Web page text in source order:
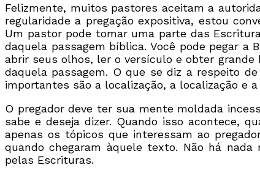
Felizmente, muitos pastores aceitam a
regularidade a pregação expositiva, estou
Um pastor pode tomar uma parte das
daquela passagem bíblica. Você pode pegar
abrir seus olhos, ler o versículo e obter grande
daquela passagem. O que se diz a respeito
importantes são a localização, a localização e
O pregador deve ter sua mente moldada
sabe e deseja dizer. Quando isso acontece,
apenas os tópicos que interessam ao
quando chegaram àquele texto. Não há
pelas Escrituras.